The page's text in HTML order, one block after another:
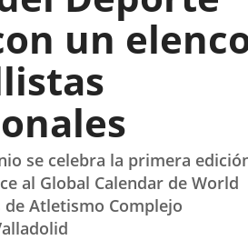
un
se celebra la primera
al Global Calendar de World
Atletismo Complejo